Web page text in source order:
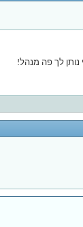
לך פה מנהל!